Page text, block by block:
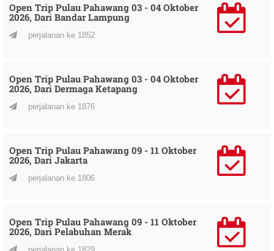
Open Trip Pulau Pahawang 03 - 04 Oktober
2026, Dari Bandar Lampung
perjalanan ke 1852
Open Trip Pulau Pahawang 03 - 04 Oktober
2026, Dari Dermaga Ketapang
perjalanan ke 1876
Open Trip Pulau Pahawang 09 - 11 Oktober
2026, Dari Jakarta
perjalanan ke 1806
Open Trip Pulau Pahawang 09 - 11 Oktober
2026, Dari Pelabuhan Merak
perjalanan ke 1829